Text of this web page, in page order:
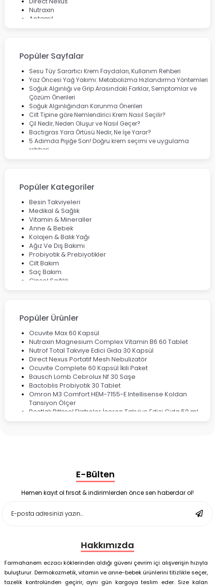
Nutraxin
Aptamil
Lansinoh
Cebrolux
Dermoskin
Marvis
Rcfarma
Popüler Sayfalar
Sesu Tüy Sarartıcı Krem Faydaları, Kullanım Rehberi
Yaz Öncesi Yağ Yakımı: Metabolizma Hızlandırma Yöntemleri
Soğuk Algınlığı ve Grip Arasındaki Farklar, Semptomlar ve
Çözüm Önerileri
Soğuk Algınlığından Korunma Önerileri
Cilt Tipine göre Nemlendirici Krem Nasıl Seçilir?
Çil Nedir, Neden Oluşur ve Nasıl Geçer?
Bactigras Yara Örtüsü Nedir, Ne İşe Yarar?
5 Adımda Pişiğe Son! Doğru krem seçimi ve uygulama
rehberi
Çözüm Yolları
Bocavirüs Enfeksiyonu Hakkında Bilmeniz Gerekenler
Deep Flex Topraklama Matı Nedir? Detaylı Rehber
Mumiyo Nedir? Faydaları ve Kullanım Alanları Nelerdir?
Popüler Kategoriler
Besin Takviyeleri
Medikal & Sağlık
Vitamin & Mineraller
Anne & Bebek
Kolajen & Balık Yağı
Ağız Ve Diş Bakımı
Probiyotik & Prebiyotikler
Cilt Bakım
Saç Bakım
Cinsel Sağlık
Popüler Ürünler
Ocuvite Max 60 Kapsül
Nutraxin Magnesium Complex Vitamin B6 60 Tablet
Nutrof Total Takviye Edici Gıda 30 Kapsül
Direct Nexus Portatif Mesh Nebulizatör
Ocuvite Complete 60 Kapsül İkili Paket
Bausch Lomb Cebrolux Nf 30 Saşe
Bactoblis Probiyotik 30 Tablet
Omron M3 Comfort HEM-7155-E Intellisense Koldan
Tansiyon Ölçer
Bestlak Bitkisel Ekstreler İçeren Takviye Edici Gıda 50 ml
Enterogermina Family 5 ml 20 Flakon
Deep Flex Stres Azaltıcı ve Enerji Dengeleyici Topraklama
Matı Set 40x60 cm
Deep Flex Stres Azaltıcı ve Enerji Dengeleyici Topraklama
E-Bülten
Hemen kayıt ol fırsat & indirimlerden önce sen haberdar ol!
Hakkımızda
Farmahanem eczacı köklerinden aldığı güveni çevrim içi alışverişin hızıyla
buluşturur. Dermokozmetik, vitamin ve anne-bebek ürünlerini titizlikle seçer,
tazelik kontrolünden geçirir, aynı gün kargoya teslim eder. Size kalan